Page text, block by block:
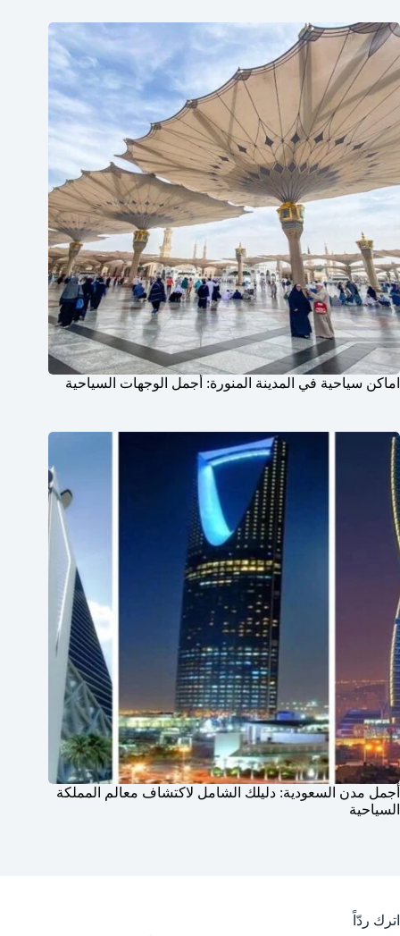
اماكن سياحية في المدينة المنورة: أجمل الوجهات السياحية
أجمل مدن السعودية: دليلك الشامل لاكتشاف معالم المملكة
السياحية
اترك ردّاً